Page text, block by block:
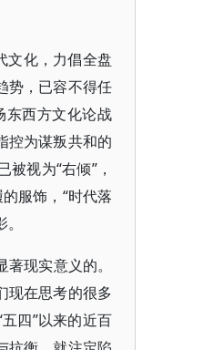
文化，力倡全盘
势，已容不得任
东西方文化论战
控为谋叛共和的
视为“右倾”，
服饰，“时代落
现实意义的。
现在思考的很多
四”以来的近百